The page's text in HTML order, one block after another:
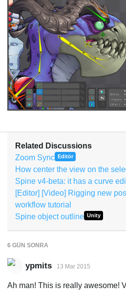
Related Discussions
Zoom Sync
Editör
How center the view on the
Spine v4-beta: it has a curve
[Editor] [Video] Rigging new
workflow tutorial
Spine object outline Unity
6 GÜN SONRA
ypmits 13 Mar 2015
Ah man! This is really awesome!